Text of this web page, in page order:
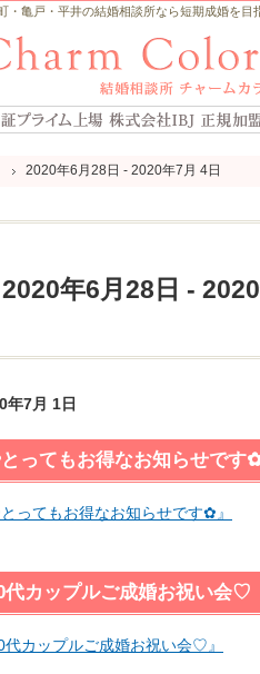
ホーム
2020年6月28日 - 2020年7月 4日
2020年6月28日 -
・亀戸・平井の結婚相談所なら短期成婚を目
年7月 1日
ってもお得なお知らせです
とってもお得なお知らせです✿』
代カップルご成婚お祝い会♡
代カップルご成婚お祝い会♡』
ホーム
2020年6月28日 - 2020年7月 4日